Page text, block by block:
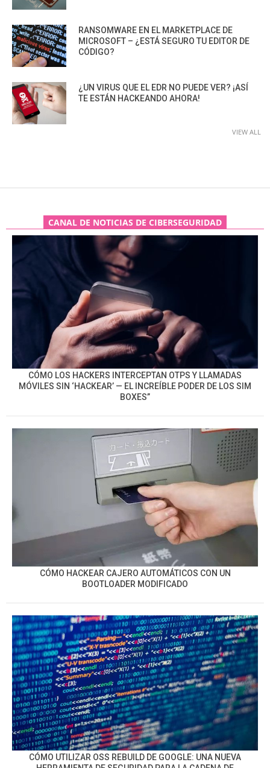
RANSOMWARE EN EL MARKETPLACE DE
MICROSOFT – ¿ESTÁ SEGURO TU EDITOR DE
CÓDIGO?
¿UN VIRUS QUE EL EDR NO PUEDE VER? ¡ASÍ
TE ESTÁN HACKEANDO AHORA!
VIEW ALL
CANAL DE NOTICIAS DE CIBERSEGURIDAD
CÓMO LOS HACKERS INTERCEPTAN OTPS Y LLAMADAS
MÓVILES SIN ‘HACKEAR’ — EL INCREÍBLE PODER DE LOS SIM
BOXES”
CÓMO HACKEAR CAJERO AUTOMÁTICOS CON UN
BOOTLOADER MODIFICADO
CÓMO UTILIZAR OSS REBUILD DE GOOGLE: UNA NUEVA